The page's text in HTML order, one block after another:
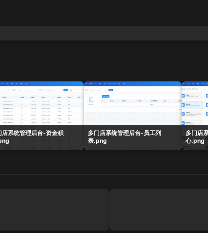
店系统管理后台-资金积
多门店系统管理后台-员工列
表.png
多门店
心.png